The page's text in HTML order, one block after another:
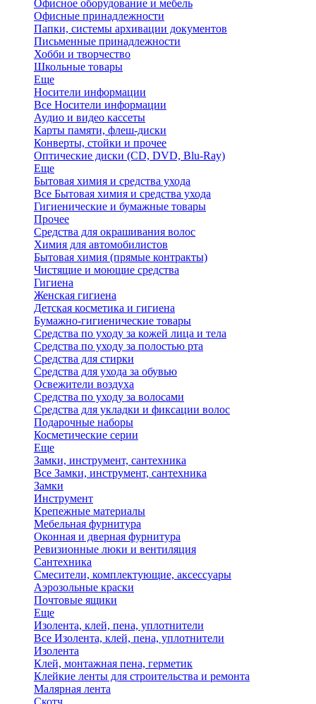
Офисное оборудование и мебель
Офисные принадлежности
Папки, системы архивации документов
Письменные принадлежности
Хобби и творчество
Школьные товары
Еще
Носители информации
Все Носители информации
Аудио и видео кассеты
Карты памяти, флеш-диски
Конверты, стойки и прочее
Оптические диски (CD, DVD, Blu-Ray)
Еще
Бытовая химия и средства ухода
Все Бытовая химия и средства ухода
Гигиенические и бумажные товары
Прочее
Средства для окрашивания волос
Химия для автомобилистов
Бытовая химия (прямые контракты)
Чистящие и моющие средства
Гигиена
Женская гигиена
Детская косметика и гигиена
Бумажно-гигиенические товары
Средства по уходу за кожей лица и тела
Средства по уходу за полостью рта
Средства для стирки
Средства для ухода за обувью
Освежители воздуха
Средства по уходу за волосами
Средства для укладки и фиксации волос
Подарочные наборы
Косметические серии
Еще
Замки, инструмент, сантехника
Все Замки, инструмент, сантехника
Замки
Инструмент
Крепежные материалы
Мебельная фурнитура
Оконная и дверная фурнитура
Ревизионные люки и вентиляция
Сантехника
Смесители, комплектующие, аксессуары
Аэрозольные краски
Почтовые ящики
Еще
Изолента, клей, пена, уплотнители
Все Изолента, клей, пена, уплотнители
Изолента
Клей, монтажная пена, герметик
Клейкие ленты для строительства и ремонта
Малярная лента
Скотч